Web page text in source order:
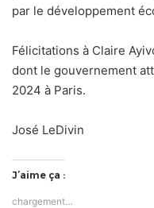
par le développement
Félicitations à Claire
dont le gouvernement
2024 à Paris.
José LeDivin
J’aime ça :
chargement…